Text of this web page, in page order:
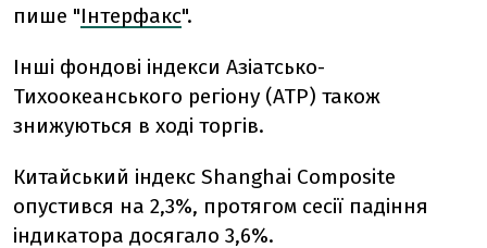
пише "Інтерфакс".
Інші фондові індекси Азіатсько-
Тихоокеанського регіону (АТР) також
знижуються в ході торгів.
Китайський індекс Shanghai Composite
опустився на 2,3%, протягом сесії падіння
індикатора досягало 3,6%.